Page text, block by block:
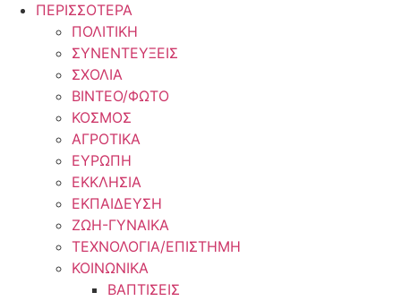
ΠΕΡΙΣΣΟΤΕΡΑ
ΠΟΛΙΤΙΚΗ
ΣΥΝΕΝΤΕΥΞΕΙΣ
ΣΧΟΛΙΑ
ΒΙΝΤΕΟ/ΦΩΤΟ
ΚΟΣΜΟΣ
ΑΓΡΟΤΙΚΑ
ΕΥΡΩΠΗ
ΕΚΚΛΗΣΙΑ
ΕΚΠΑΙΔΕΥΣΗ
ΖΩΗ-ΓΥΝΑΙΚΑ
ΤΕΧΝΟΛΟΓΙΑ/ΕΠΙΣΤΗΜΗ
ΚΟΙΝΩΝΙΚΑ
ΒΑΠΤΙΣΕΙΣ